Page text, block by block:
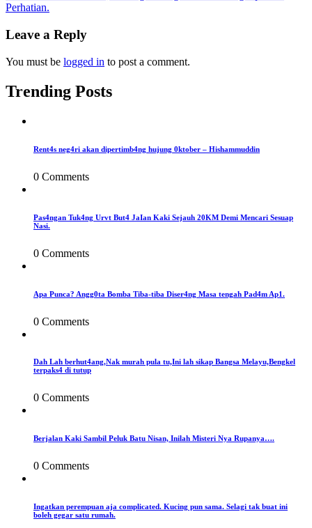
navigation
Perhatian.
Leave a Reply
You must be logged in to post a comment.
Trending Posts
Rent4s neg4ri akan dipertimb4ng hujung 0ktober – Hishammuddin
0 Comments
Pas4ngan Tuk4ng Urvt But4 JaIan Kaki Sejauh 20KM Demi Mencari Sesuap
Nasi.
0 Comments
Apa Punca? Angg0ta Bomba Tiba-tiba Diser4ng Masa tengah Pad4m Ap1.
0 Comments
Dah Lah berhut4ang,Nak murah pula tu,Ini lah sikap Bangsa Melayu,Bengkel
terpaks4 di tutup
0 Comments
Berjalan Kaki Sambil Peluk Batu Nisan, Inilah Misteri Nya Rupanya….
0 Comments
Ingatkan perempuan aja complicated. Kucing pun sama. Selagi tak buat ini
boleh gegar satu rumah.